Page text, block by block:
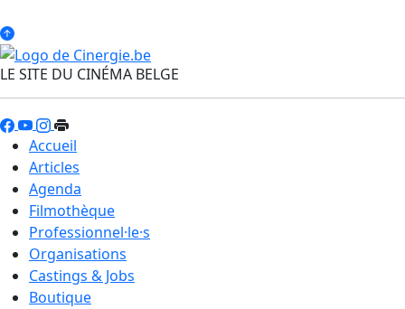
LE SITE DU CINÉMA BELGE
Accueil
Articles
Agenda
Filmothèque
Professionnel·le·s
Organisations
Castings & Jobs
Boutique